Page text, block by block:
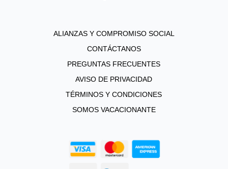
ALIANZAS Y COMPROMISO SOCIAL
CONTÁCTANOS
PREGUNTAS FRECUENTES
AVISO DE PRIVACIDAD
TÉRMINOS Y CONDICIONES
SOMOS VACACIONANTE